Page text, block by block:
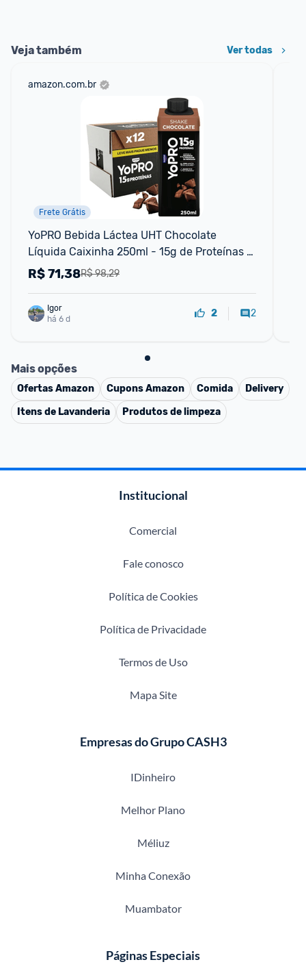
Veja também Ver todas
amazon.com.br
Frete Grátis
YoPRO Bebida Láctea UHT Chocolate
Líquida Caixinha 250ml - 15g de Proteínas -
Sem Lactose - Pack com 12 Unidades
R$ 98,29
R$71,38
Igor
há 6 d
2 2
Mais opções
OfertasAmazon CuponsAmazon Comida
Delivery
Itens de Lavanderia
Produtos de limpeza
Institucional
Comercial
Fale conosco
Política de Cookies
Política de Privacidade
Termos de Uso
Mapa Site
Empresas do Grupo CASH3
IDinheiro
Melhor Plano
Méliuz
Minha Conexão
Muambator
Páginas Especiais